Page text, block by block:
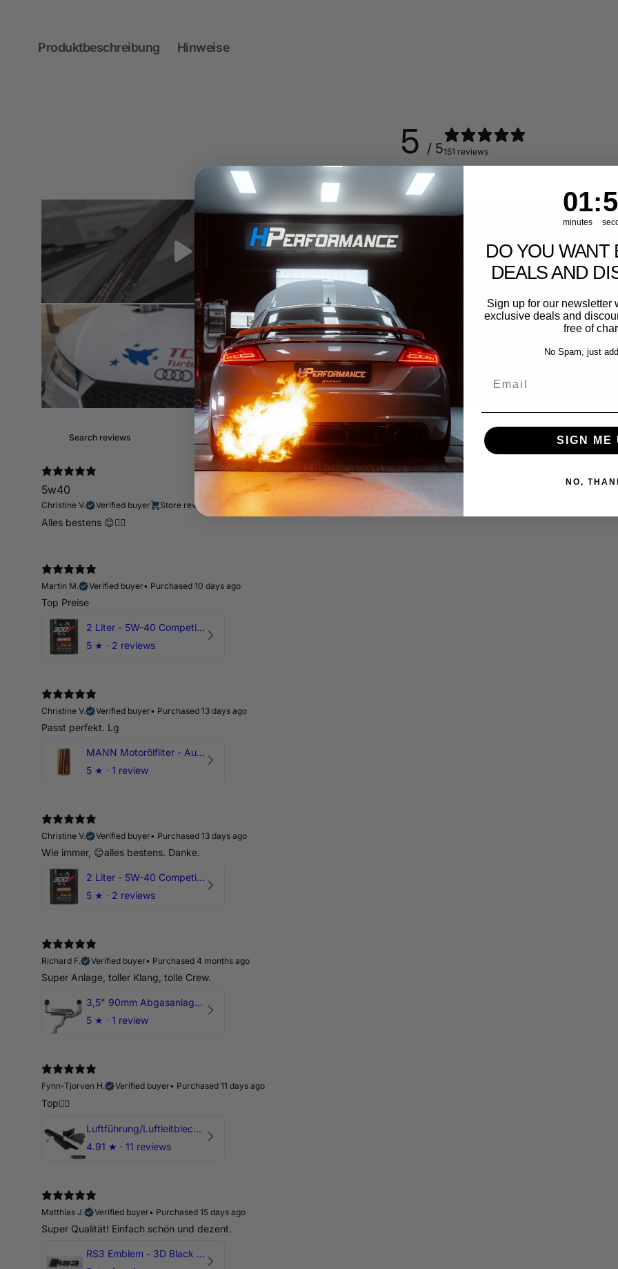
HPerformance GmbH
Großes gefrästes
Kammern-Ansaugbrücken
Oberteil für Audi RSQ3 F3
Produktbeschreibung Hinweise
5 / 5151 reviews
With media
5w40
Christine V. Verified buyer Store review
Alles bestens 😊👍🏻
Martin M.
Verified buyer• Purchased 10 days ago
Top Preise
2 Liter - 5W-40 Competition 300V Motul Motoröl
5 ★ · 2 reviews
Christine V.
Verified buyer• Purchased 13 days ago
Passt perfekt. Lg
MANN Motorölfilter - Audi RS3 TTRS RSQ3 VZ5 - DAZ DNW
5 ★ · 1 review
Christine V.
Verified buyer• Purchased 13 days ago
Wie immer, 😊alles bestens. Danke.
2 Liter - 5W-40 Competition 300V Motul Motoröl
5 ★ · 2 reviews
Richard F.
Verified buyer• Purchased 4 months ago
Super Anlage, toller Klang, tolle Crew.
3,5" 90mm Abgasanlage AUDI RSQ3 DNWA 2.5 TFSI
5 ★ · 1 review
Fynn-Tjorven H.
Verified buyer• Purchased 11 days ago
Top👍🏼
Luftführung/Luftleitblech 5" 125mm offene Ansaugung HPerformance
4.91 ★ · 11 reviews
Matthias J.
Verified buyer• Purchased 15 days ago
Super Qualität! Einfach schön und dezent.
RS3 Emblem - 3D Black Edition - Schwarz/Schwarz Logo Modellschriftzug
1
01
minutes
: 55
DO YOU WANT
DEALS AND
Sign up for our newsletter
exclusive deals and
free of
No Spam, just
SIGN ME
NO,